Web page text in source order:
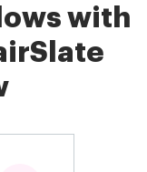
with